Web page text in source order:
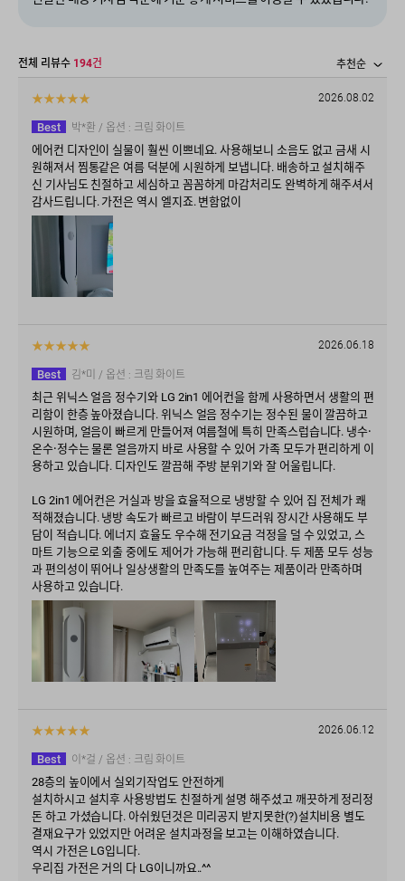
전체 리뷰수 194건 추천순
★★★★★ 2026.08.02
Best 박*환/ 옵션 : 크림 화이트
에어컨 디자인이 실물이 훨씬 이쁘네요. 사용해보니 소음도 없고 금새 시
원해져서 찜통같은 여름 덕분에 시원하게 보냅니다. 배송하고 설치해주
신 기사님도 친절하고 세심하고 꼼꼼하게 마감처리도 완벽하게 해주셔서
감사드립니다. 가전은 역시 엘지죠. 변함없이
★★★★★ 2026.06.18
Best 김*미 / 옵션 : 크림 화이트
최근 위닉스 얼음 정수기와 LG 2in1 에어컨을 함께 사용하면서 생활의 편
리함이 한층 높아졌습니다. 위닉스 얼음 정수기는 정수된 물이 깔끔하고
시원하며, 얼음이 빠르게 만들어져 여름철에 특히 만족스럽습니다. 냉수·
온수·정수는 물론 얼음까지 바로 사용할 수 있어 가족 모두가 편리하게 이
용하고 있습니다. 디자인도 깔끔해 주방 분위기와 잘 어울립니다.
LG 2in1 에어컨은 거실과 방을 효율적으로 냉방할 수 있어 집 전체가 쾌
적해졌습니다. 냉방 속도가 빠르고 바람이 부드러워 장시간 사용해도 부
담이 적습니다. 에너지 효율도 우수해 전기요금 걱정을 덜 수 있었고, 스
마트 기능으로 외출 중에도 제어가 가능해 편리합니다. 두 제품 모두 성능
과 편의성이 뛰어나 일상생활의 만족도를 높여주는 제품이라 만족하며
사용하고 있습니다.
★★★★★ 2026.06.12
Best 이*걸 / 옵션 : 크림 화이트
28층의 높이에서 실외기작업도 안전하게
설치하시고 설치후 사용방법도 친절하게 설명 해주셨고 깨끗하게 정리정
돈 하고 가셨습니다. 아쉬웠던것은 미리공지 받지못한(?)설치비용 별도
결재요구가 있었지만 어려운 설치과정을 보고는 이해하였습니다.
역시 가전은 LG입니다.
우리집 가전은 거의 다 LG이니까요..^^